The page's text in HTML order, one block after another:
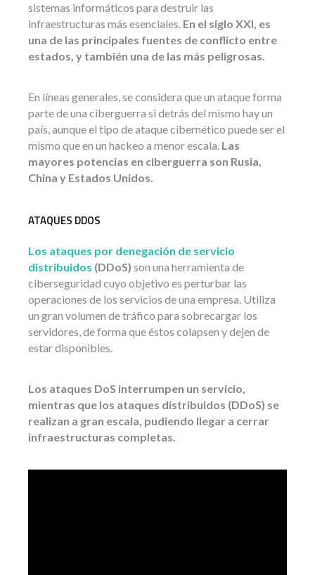
sistemas informáticos para destruir las
infraestructuras más esenciales. En el siglo XXI, es
una de las principales fuentes de conflicto entre
estados, y también una de las más peligrosas.
En líneas generales, se considera que un ataque forma
parte de una ciberguerra si detrás del mismo hay un
país, aunque el tipo de ataque cibernético puede ser el
mismo que en un hackeo a menor escala. Las
mayores potencias en ciberguerra son Rusia,
China y Estados Unidos.
ATAQUES DDOS
Los ataques por denegación de servicio
distribuidos (DDoS) son una herramienta de
ciberseguridad cuyo objetivo es perturbar las
operaciones de los servicios de una empresa. Utiliza
un gran volumen de tráfico para sobrecargar los
servidores, de forma que éstos colapsen y dejen de
estar disponibles.
Los ataques DoS interrumpen un servicio,
mientras que los ataques distribuidos (DDoS) se
realizan a gran escala, pudiendo llegar a cerrar
infraestructuras completas.